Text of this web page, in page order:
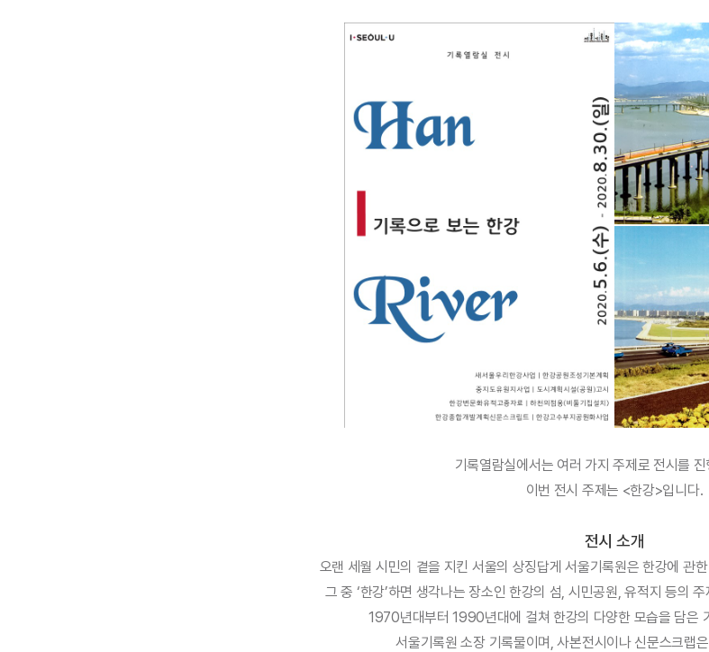
기록열람실에서는 여러 가지 주제로 전시를
이번 전시 주제는 <한강>입니다.
전시 소개
오랜 세월 시민의 곁을 지킨 서울의 상징답게 서울기록원은 한강에 관
그 중 ‘한강’하면 생각나는 장소인 한강의 섬, 시민공원, 유적지 등의
1970년대부터 1990년대에 걸쳐 한강의 다양한 모습을 담은
서울기록원 소장 기록물이며, 사본전시이나 신문스크랩